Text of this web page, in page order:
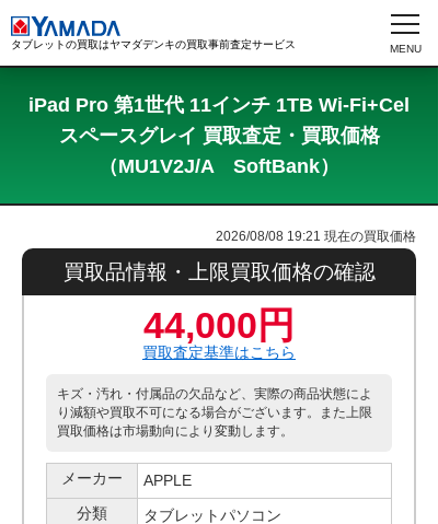
タブレットの買取はヤマダデンキの買取事前査定サービス
iPad Pro 第1世代 11インチ 1TB Wi-Fi+Cel
スペースグレイ 買取査定・買取価格
（MU1V2J/A SoftBank）
2026/08/08 19:21 現在の買取価格
買取品情報・上限買取価格の確認
44,000円
買取査定基準はこちら
キズ・汚れ・付属品の欠品など、実際の商品状態によ
り減額や買取不可になる場合がございます。また上限
買取価格は市場動向により変動します。
メーカー
APPLE
分類
タブレットパソコン